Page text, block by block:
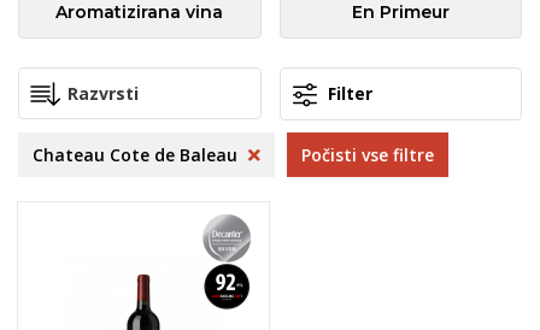
Aromatizirana vina En Primeur
Filter
Chateau Cote de Baleau Počisti vse filtre